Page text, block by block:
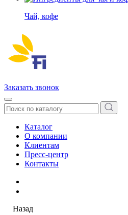
Чай, кофе
Заказать звонок
Каталог
О компании
Клиентам
Пресс-центр
Контакты
Назад